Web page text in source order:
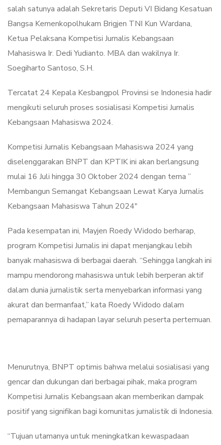
salah satunya adalah Sekretaris Deputi VI Bidang Kesatuan
Bangsa Kemenkopolhukam Brigjen TNI Kun Wardana,
Ketua Pelaksana Kompetisi Jurnalis Kebangsaan
Mahasiswa Ir. Dedi Yudianto. MBA dan wakilnya Ir.
Soegiharto Santoso, S.H.
Tercatat 24 Kepala Kesbangpol Provinsi se Indonesia hadir
mengikuti seluruh proses sosialisasi Kompetisi Jurnalis
Kebangsaan Mahasiswa 2024.
Kompetisi Jurnalis Kebangsaan Mahasiswa 2024 yang
diselenggarakan BNPT dan KPTIK ini akan berlangsung
mulai 16 Juli hingga 30 Oktober 2024 dengan tema ”
Membangun Semangat Kebangsaan Lewat Karya Jurnalis
Kebangsaan Mahasiswa Tahun 2024″
Pada kesempatan ini, Mayjen Roedy Widodo berharap,
program Kompetisi Jurnalis ini dapat menjangkau lebih
banyak mahasiswa di berbagai daerah. “Sehingga langkah ini
mampu mendorong mahasiswa untuk lebih berperan aktif
dalam dunia jurnalistik serta menyebarkan informasi yang
akurat dan bermanfaat,” kata Roedy Widodo dalam
pemaparannya di hadapan layar seluruh peserta pertemuan.
Menurutnya, BNPT optimis bahwa melalui sosialisasi yang
gencar dan dukungan dari berbagai pihak, maka program
Kompetisi Jurnalis Kebangsaan akan memberikan dampak
positif yang signifikan bagi komunitas jurnalistik di Indonesia.
“Tujuan utamanya untuk meningkatkan kewaspadaan